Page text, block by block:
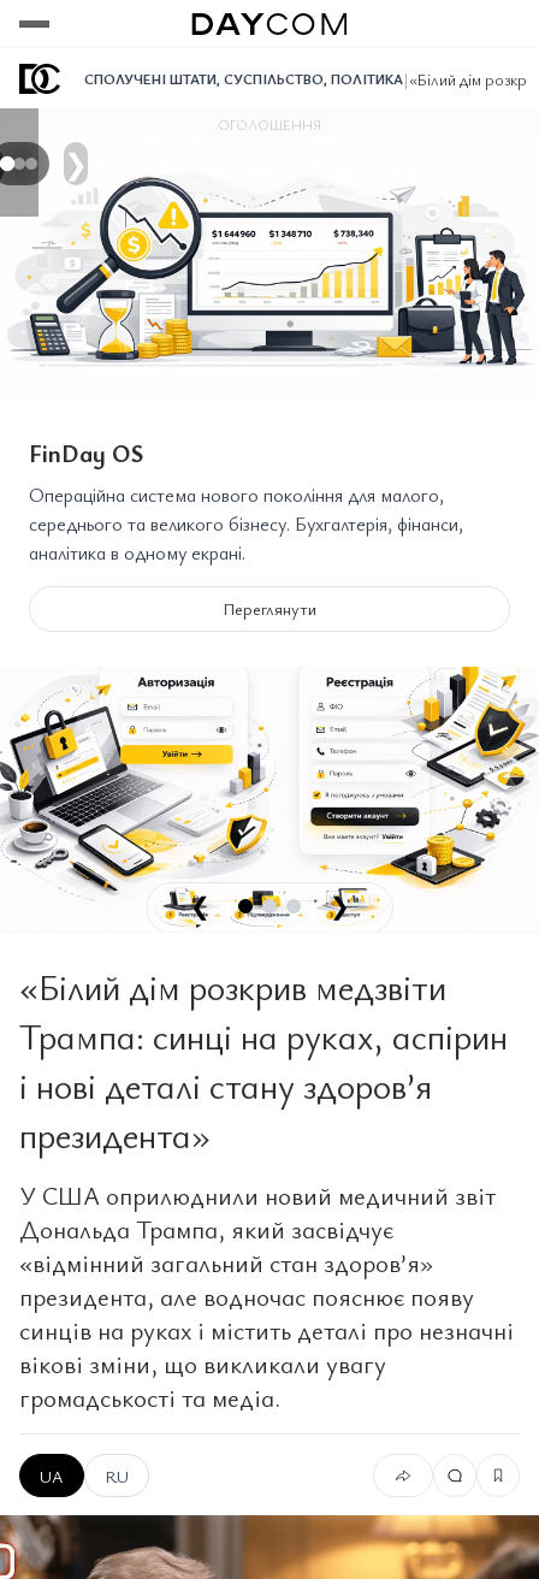
СПОЛУЧЕНІ ШТАТИ, СУСПІЛЬСТВО, ПОЛІТИКА|«Білий дім
❯
ОГОЛОШЕННЯ
FinDay OS
Операційна система нового покоління для малого,
середнього та великого бізнесу. Бухгалтерія, фінанси,
аналітика в одному екрані.
Переглянути
❮ ❯
«Білий дім розкрив медзвіти
Трампа: синці на руках, аспірин
і нові деталі стану здоров’я
президента»
У США оприлюднили новий медичний звіт
Дональда Трампа, який засвідчує
«відмінний загальний стан здоров’я»
президента, але водночас пояснює появу
синців на руках і містить деталі про незначні
вікові зміни, що викликали увагу
громадськості та медіа.
UA RU